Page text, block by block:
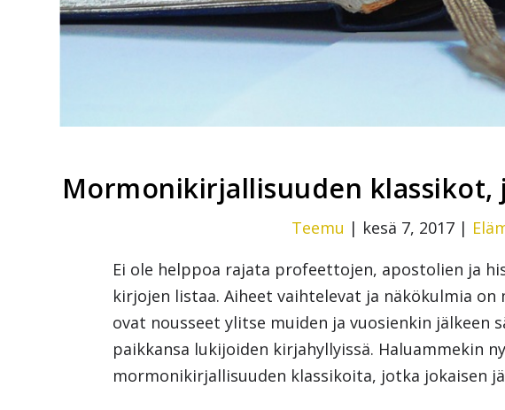
Mormonikirjallisuuden
Teemu | kesä 7, 2017|
Ei ole helppoa rajata profeettojen, apostolien ja
kirjojen listaa. Aiheet vaihtelevat ja näkökulmia
ovat nousseet ylitse muiden ja vuosienkin jälkeen
paikkansa lukijoiden kirjahyllyissä. Haluammekin
mormonikirjallisuuden klassikoita, jotka jokaisen